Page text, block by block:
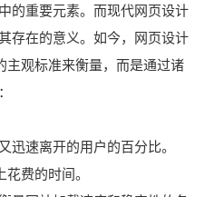
的重要元素。而现代网页设计
存在的意义。如今，网页设计
主观标准来衡量，而是通过诸
迅速离开的用户的百分比。
费的时间。